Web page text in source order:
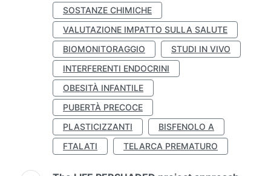
SOSTANZE CHIMICHE
VALUTAZIONE IMPATTO SULLA SALUTE
BIOMONITORAGGIO
STUDI IN VIVO
INTERFERENTI ENDOCRINI
OBESITÀ INFANTILE
PUBERTÀ PRECOCE
PLASTICIZZANTI
BISFENOLO A
FTALATI
TELARCA PREMATURO